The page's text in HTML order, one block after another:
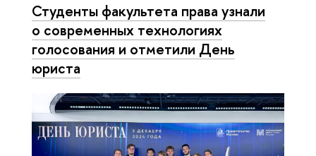
Студенты факультета права узнали
о современных технологиях
голосования и отметили День
юриста